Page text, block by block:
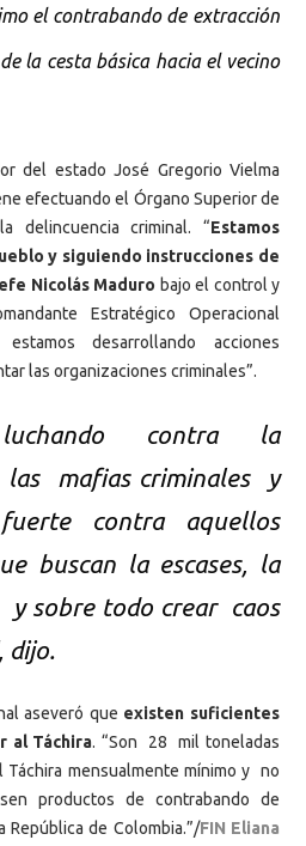
el contrabando de extracción
la cesta básica hacia el vecino
del estado José Gregorio Vielma
efectuando el Órgano Superior de
delincuencia criminal. “Estamos
y siguiendo instrucciones de
Nicolás Maduro bajo el control y
Estratégico Operacional
desarrollando acciones
las organizaciones criminales”.
luchando contra la
las mafias criminales y
contra aquellos
buscan la escases, la
y sobre todo crear caos
dijo.
aseveró que existen suficientes
al Táchira. “Son 28 mil toneladas
mensualmente mínimo y no
productos de contrabando de
de Colombia.”/FIN Eliana